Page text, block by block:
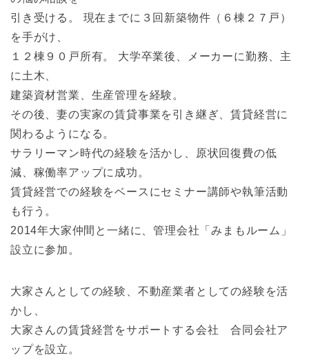
引き受ける。 現在までに３回新築物件（６棟２７戸）
を手がけ、
１２棟９０戸所有。 大学卒業後、メーカーに勤務、主
に土木、
建築資材営業、生産管理を経験。
その後、妻の実家の賃貸事業を引き継ぎ、賃貸経営に
関わるようになる。
サラリーマン時代の経験を活かし、原状回復費の低
減、稼働率アップに成功。
賃貸経営での経験をベースにセミナー講師や執筆活動
も行う。
2014年大家仲間と一緒に、管理会社「みまもルーム」
設立に参加。
大家さんとしての経験、不動産業者としての経験を活
かし、
大家さんの賃貸経営をサポートする会社 合同会社ア
ップを設立。